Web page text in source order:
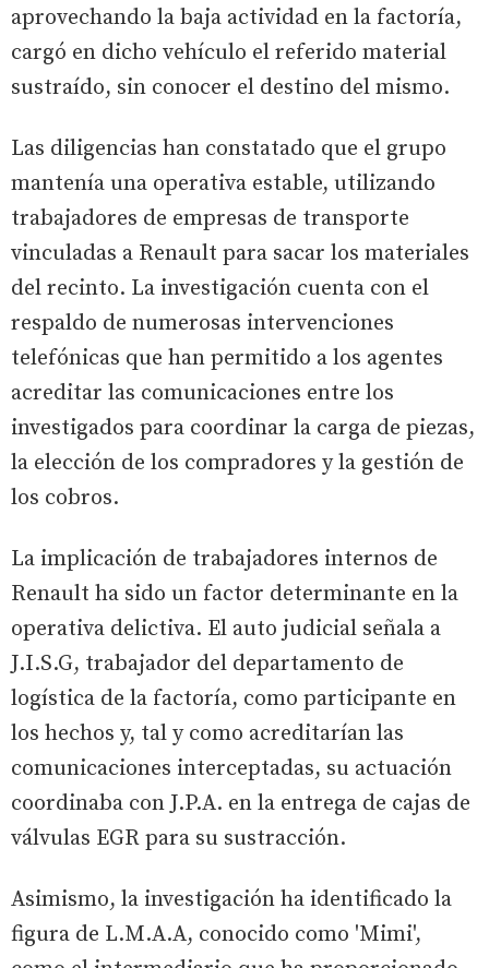
aprovechando la baja actividad en la factoría,
cargó en dicho vehículo el referido material
sustraído, sin conocer el destino del mismo.
Las diligencias han constatado que el grupo
mantenía una operativa estable, utilizando
trabajadores de empresas de transporte
vinculadas a Renault para sacar los materiales
del recinto. La investigación cuenta con el
respaldo de numerosas intervenciones
telefónicas que han permitido a los agentes
acreditar las comunicaciones entre los
investigados para coordinar la carga de piezas,
la elección de los compradores y la gestión de
los cobros.
La implicación de trabajadores internos de
Renault ha sido un factor determinante en la
operativa delictiva. El auto judicial señala a
J.I.S.G, trabajador del departamento de
logística de la factoría, como participante en
los hechos y, tal y como acreditarían las
comunicaciones interceptadas, su actuación
coordinaba con J.P.A. en la entrega de cajas de
válvulas EGR para su sustracción.
Asimismo, la investigación ha identificado la
figura de L.M.A.A, conocido como 'Mimi',